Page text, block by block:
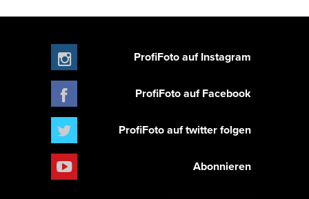
ProfiFoto auf Instagram
ProfiFoto auf Facebook
ProfiFoto auf twitter folgen
Abonnieren